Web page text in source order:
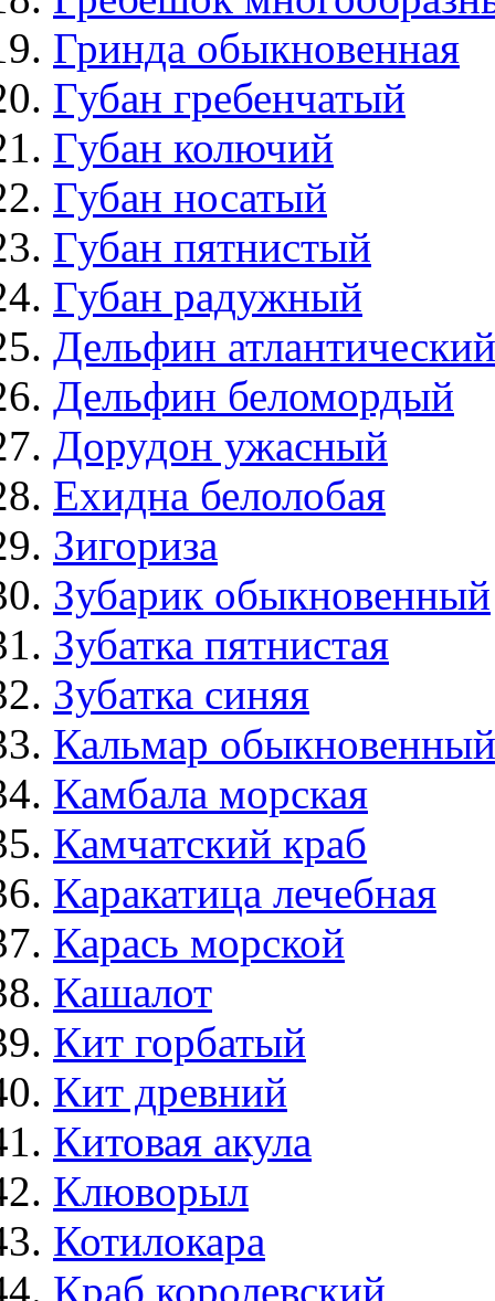
Гринда обыкновенная
Губан гребенчатый
Губан колючий
Губан носатый
Губан пятнистый
Губан радужный
Дельфин
Дельфин беломордый
Дорудон ужасный
Ехидна белолобая
Зигориза
Зубарик обыкновенный
Зубатка пятнистая
Зубатка синяя
Кальмар обыкновенный
Камбала морская
Камчатский краб
Каракатица лечебная
Карась морской
Кашалот
Кит горбатый
Кит древний
Китовая акула
Клюворыл
Котилокара
Краб королевский